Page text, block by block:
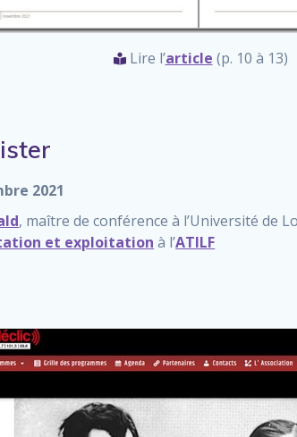
Lire l’article (p. 10 à 13)
2021
, maître de conférence à l’Université de
et exploitation à l’ATILF